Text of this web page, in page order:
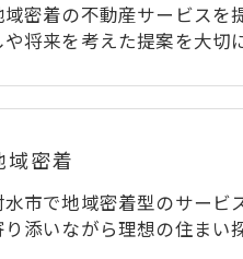
域密着の不動産サービスを
や将来を考えた提案を大
域密着
水市で地域密着型のサービ
り添いながら理想の住まい